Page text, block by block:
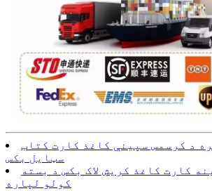
د کرسمس سپینې کاغذ کارت کتاب
سټایل بکس
کارت کاغذ کریش لاک بکس د بسته
کولو لپاره